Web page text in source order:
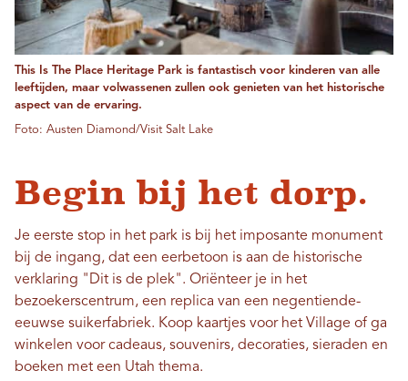
This Is The Place Heritage Park is fantastisch voor kinderen van alle
leeftijden, maar volwassenen zullen ook genieten van het historische
aspect van de ervaring.
Foto: Austen Diamond/Visit Salt Lake
Begin bij het dorp.
Je eerste stop in het park is bij het imposante monument
bij de ingang, dat een eerbetoon is aan de historische
verklaring "Dit is de plek". Oriënteer je in het
bezoekerscentrum, een replica van een negentiende-
eeuwse suikerfabriek. Koop kaartjes voor het Village of ga
winkelen voor cadeaus, souvenirs, decoraties, sieraden en
boeken met een Utah thema.